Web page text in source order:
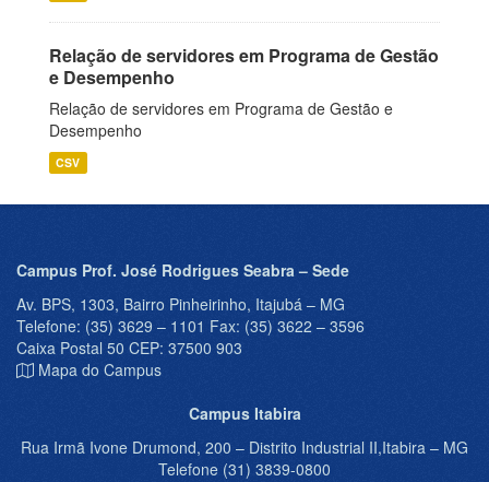
Relação de servidores em Programa de Gestão
e Desempenho
Relação de servidores em Programa de Gestão e
Desempenho
CSV
Campus Prof. José Rodrigues Seabra – Sede
Av. BPS, 1303, Bairro Pinheirinho, Itajubá – MG
Telefone: (35) 3629 – 1101 Fax: (35) 3622 – 3596
Caixa Postal 50 CEP: 37500 903
Mapa do Campus
Campus Itabira
Rua Irmã Ivone Drumond, 200 – Distrito Industrial II,Itabira – MG
Telefone (31) 3839-0800